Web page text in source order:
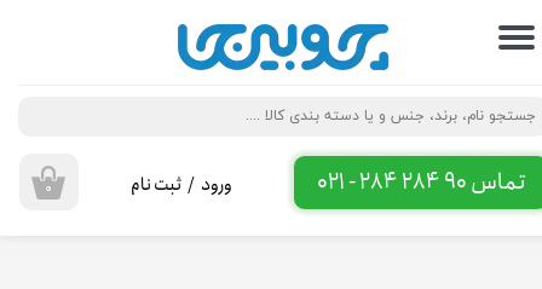
تماس 90 284 284 - 021 ۰ ورود / ثبت نام
حساب کاربری من
تغییر گذر واژه
سفارشات
خروج از حساب کاربری